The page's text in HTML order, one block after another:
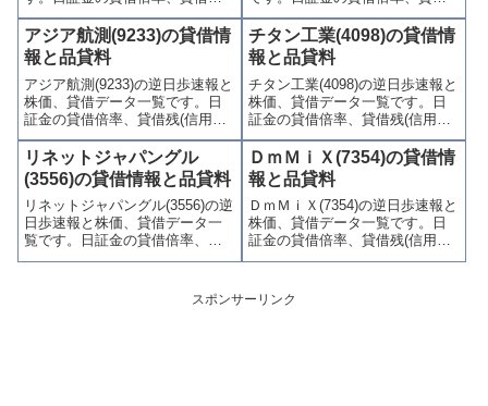
(信用買残、信用売残)、品貸料
(逆日歩)、東証の週末残高、規制
(注意喚起・申込停止)など、空売
り関連情報を集計し、図解でわ
かりやすくまとめて掲載してい
ます。
残(信用買残、信用売残)、品貸料
(逆日歩)、東証の週末残高、規制
(注意喚起・申込停止)など、空売
り関連情報を集計し、図解でわ
かりやすくまとめて掲載してい
ます。
アジア航測(9233)の貸借情
報と品貸料
アジア航測(9233)の逆日歩速報と
株価、貸借データ一覧です。日
証金の貸借倍率、貸借残(信用買
残、信用売残)、品貸料(逆日
歩)、東証の週末残高、規制(注意
喚起・申込停止)など、空売り関
連情報を集計し、図解でわかり
やすくまとめて掲載していま
す。
チタン工業(4098)の貸借情
報と品貸料
チタン工業(4098)の逆日歩速報と
株価、貸借データ一覧です。日
証金の貸借倍率、貸借残(信用買
残、信用売残)、品貸料(逆日
歩)、東証の週末残高、規制(注意
喚起・申込停止)など、空売り関
連情報を集計し、図解でわかり
やすくまとめて掲載していま
す。
リネットジャパングル
(3556)の貸借情報と品貸料
リネットジャパングル(3556)の逆
日歩速報と株価、貸借データ一
覧です。日証金の貸借倍率、貸
借残(信用買残、信用売残)、品貸
制(注意喚起・申込停止)など、空
売り関連情報を集計し、図解で
ＤｍＭｉＸ(7354)の貸借情
報と品貸料
ＤｍＭｉＸ(7354)の逆日歩速報と
株価、貸借データ一覧です。日
証金の貸借倍率、貸借残(信用買
残、信用売残)、品貸料(逆日
喚起・申込停止)など、空売り関
連情報を集計し、図解でわかり
スポンサーリンク